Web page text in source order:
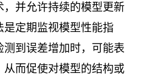
并允许持续的模型更新
定期监视模型性能指
到误差增加时，可能表
而促使对模型的结构或